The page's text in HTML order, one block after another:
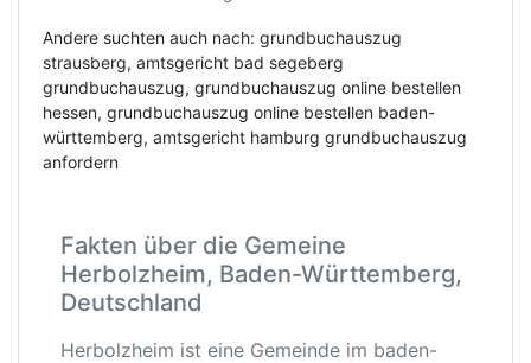
Andere suchten auch nach: grundbuchauszug
strausberg, amtsgericht bad segeberg
grundbuchauszug, grundbuchauszug online bestellen
hessen, grundbuchauszug online bestellen baden-
württemberg, amtsgericht hamburg grundbuchauszug
anfordern
Fakten über die Gemeine
Herbolzheim, Baden-Württemberg,
Deutschland
Herbolzheim ist eine Gemeinde im baden-